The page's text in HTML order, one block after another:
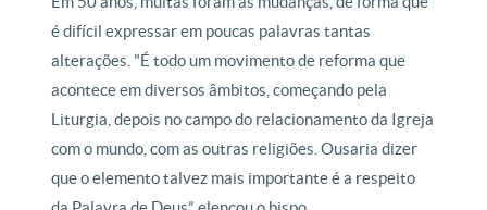
é difícil expressar em poucas palavras tantas
alterações. "É todo um movimento de reforma que
acontece em diversos âmbitos, começando pela
Liturgia, depois no campo do relacionamento da Igreja
com o mundo, com as outras religiões. Ousaria dizer
que o elemento talvez mais importante é a respeito